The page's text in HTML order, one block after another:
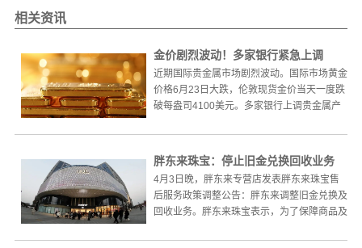
相关资讯
金价剧烈波动！多家银行紧急上调
近期国际贵金属市场剧烈波动。国际市场黄金
价格6月23日大跌，伦敦现货金价当天一度跌
破每盎司4100美元。多家银行上调贵金属产
胖东来珠宝：停止旧金兑换回收业务
4月3日晚，胖东来专营店发表胖东来珠宝售
后服务政策调整公告：胖东来调整旧金兑换及
回收业务。胖东来珠宝表示，为了保障商品及